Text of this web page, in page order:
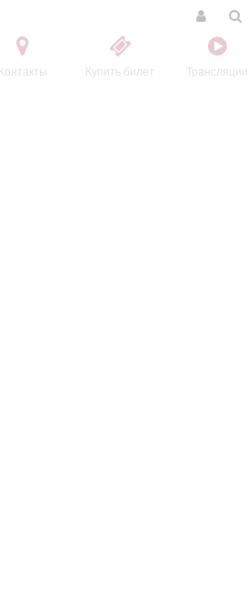
Контакты Купить билет Трансляции